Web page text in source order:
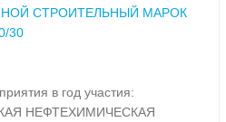
СТРОИТЕЛЬНЫЙ МАРОК
30
в год участия:
НЕФТЕХИМИЧЕСКАЯ